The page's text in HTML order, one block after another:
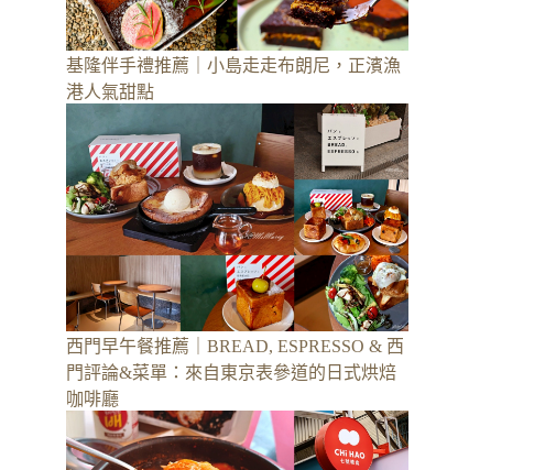
基隆伴手禮推薦｜小島走走布朗尼，正濱漁
港人氣甜點
西門早午餐推薦｜BREAD, ESPRESSO & 西
門評論&菜單：來自東京表參道的日式烘焙
咖啡廳